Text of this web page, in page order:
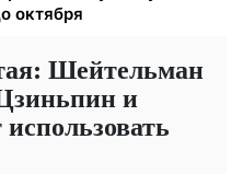
октября
Шейтельман
и